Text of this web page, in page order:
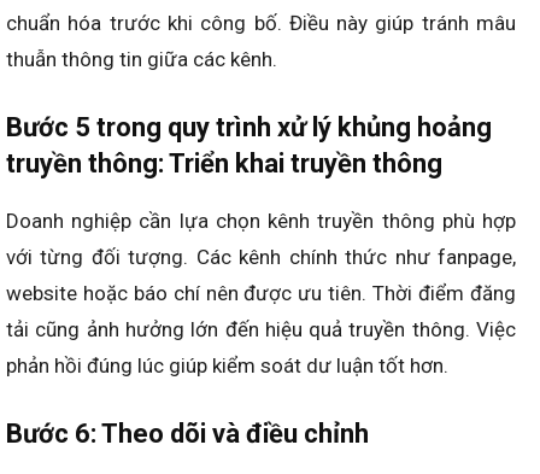
chuẩn hóa trước khi công bố. Điều này giúp tránh mâu
thuẫn thông tin giữa các kênh.
Bước 5 trong quy trình xử lý khủng hoảng
truyền thông: Triển khai truyền thông
Doanh nghiệp cần lựa chọn kênh truyền thông phù hợp
với từng đối tượng. Các kênh chính thức như fanpage,
website hoặc báo chí nên được ưu tiên. Thời điểm đăng
tải cũng ảnh hưởng lớn đến hiệu quả truyền thông. Việc
phản hồi đúng lúc giúp kiểm soát dư luận tốt hơn.
Bước 6: Theo dõi và điều chỉnh